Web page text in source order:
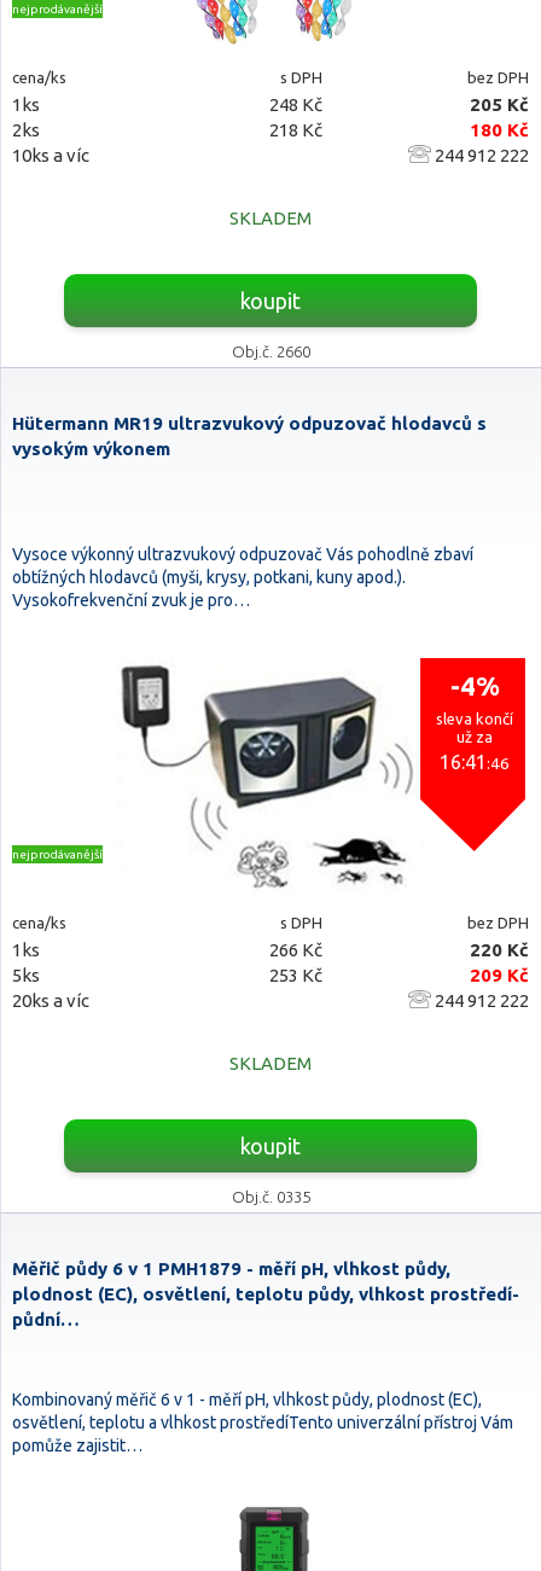
nejprodávanější
cena/ks s DPH bez DPH
1ks 248 Kč
205 Kč
2ks
218 Kč
180 Kč
10ks a víc
244 912 222
SKLADEM
koupit
Obj.č. 2660
Hütermann MR19 ultrazvukový odpuzovač hlodavců s
vysokým výkonem
Vysoce výkonný ultrazvukový odpuzovač Vás pohodlně zbaví
obtížných hlodavců (myši, krysy, potkani, kuny apod.).
Vysokofrekvenční zvuk je pro…
-4%
sleva končí
už za
16:41:45
nejprodávanější
cena/ks s DPH bez DPH
1ks 266 Kč
220 Kč
5ks
253 Kč
209 Kč
20ks a víc
244 912 222
SKLADEM
koupit
Obj.č. 0335
Měřič půdy 6 v 1 PMH1879 - měří pH, vlhkost půdy,
plodnost (EC), osvětlení, teplotu půdy, vlhkost prostředí-
půdní…
Kombinovaný měřič 6 v 1 - měří pH, vlhkost půdy, plodnost (EC),
osvětlení, teplotu a vlhkost prostředíTento univerzální přístroj Vám
pomůže zajistit…